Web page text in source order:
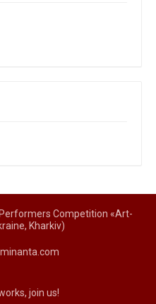
Competition «Art-
Kharkiv)
join us!